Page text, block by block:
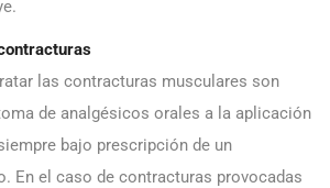
las contracturas musculares son
de analgésicos orales a la aplicación
bajo prescripción de un
En el caso de contracturas provocadas